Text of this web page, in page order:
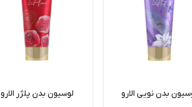
بدن نویی الارو لوسیون بدن پلژر الارو